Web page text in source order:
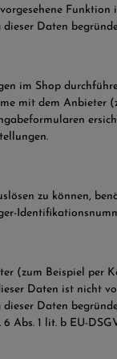
Funktion
Daten
im Shop
mit dem
zu können,
(zum Beispiel per
Daten ist nicht
Daten
Abs. 1 lit. b EU-